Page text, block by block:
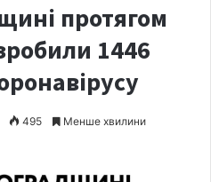
протягом
1446
495 Менше хвилини